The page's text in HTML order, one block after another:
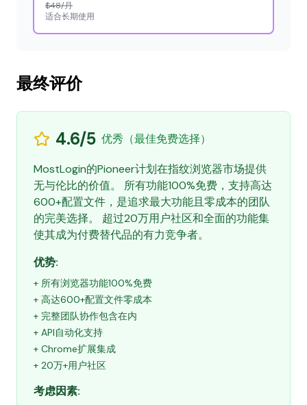
$48/月
适合长期使用
最终评价
4.6/5 优秀（最佳免费选择）
MostLogin的Pioneer计划在指纹浏览器市场提供
无与伦比的价值。 所有功能100%免费，支持高达
600+配置文件，是追求最大功能且零成本的团队
的完美选择。 超过20万用户社区和全面的功能集
使其成为付费替代品的有力竞争者。
优势:
+ 所有浏览器功能100%免费
+ 高达600+配置文件零成本
+ 完整团队协作包含在内
+ API自动化支持
+ Chrome扩展集成
+ 20万+用户社区
考虑因素: